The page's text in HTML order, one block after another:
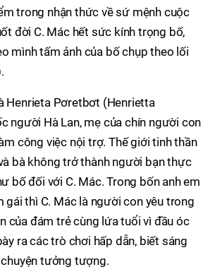
trong nhận thức về sứ mệnh cuộc
đời C. Mác hết sức kính trọng bố,
mình tấm ảnh của bố chụp theo lối
Henrieta Pơretbơt (Henrietta
người Hà Lan, mẹ của chín người con
công việc nội trợ. Thế giới tinh thần
bà không trở thành người bạn thực
bố đối với C. Mác. Trong bốn anh em
gái thì C. Mác là người con yêu trong
của đám trẻ cùng lứa tuổi vì đầu óc
ra các trò chơi hấp dẫn, biết sáng
tưởng tượng.